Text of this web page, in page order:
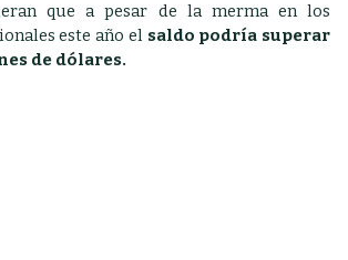
que a pesar de la merma en los
este año el saldo podría superar
de dólares.